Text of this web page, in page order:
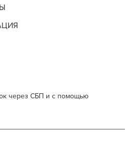
через СБП и с помощью
252 Flex Carbon